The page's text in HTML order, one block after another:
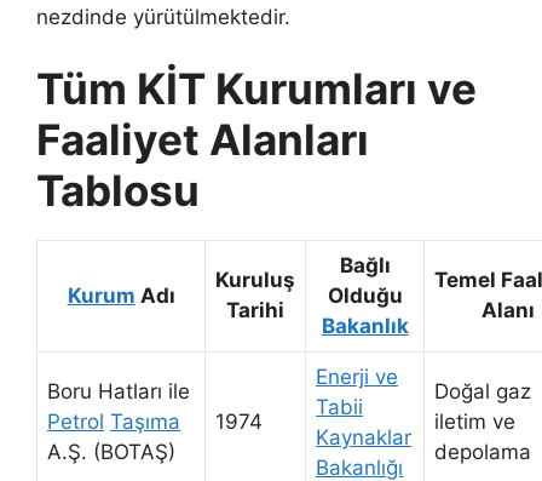
nezdinde yürütülmektedir.
Tüm KİT Kurumları ve
Faaliyet Alanları
Tablosu
Kurum Adı
Kuruluş
Tarihi
Bağlı
Olduğu
Bakanlık
Temel
Alanı
Boru Hatları ile
Petrol Taşıma
A.Ş. (BOTAŞ)
1974
Enerji ve
Tabii
Kaynaklar
Bakanlığı
Doğal gaz
iletim ve
depolama